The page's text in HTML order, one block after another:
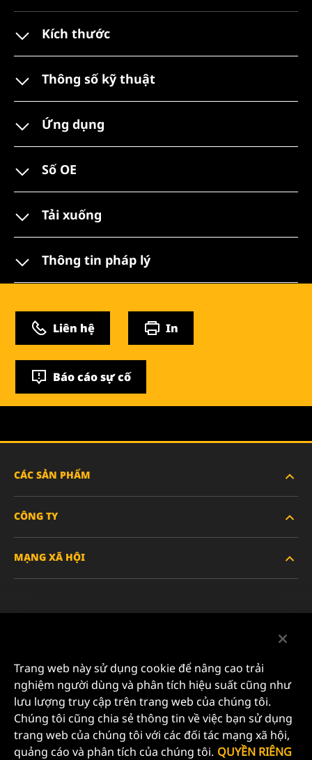
Kích thước
Thông số kỹ thuật
Ứng dụng
Số OE
Tải xuống
Thông tin pháp lý
Liên hệ In
Báo cáo sự cố
CÁC SẢN PHẨM
XE HÀNH KHÁCH VÀ XE TẢI NHẸ
CÔNG TY
VỀ CHÚNG TÔI
SỰ NGHIỆP
QUYỀN RIÊNG TƯ DỮ LIỆU
THÔNG BÁO PHÁP LÝ
MẠNG XÃ HỘI
Facebook
YouTube
MANN+HUMMEL FILTER TECHNOLOGY (S.E.A.) PTE
LTD
Trang web này sử dụng cookie để nâng cao trải
nghiệm người dùng và phân tích hiệu suất cũng như
lưu lượng truy cập trên trang web của chúng tôi.
Chúng tôi cũng chia sẻ thông tin về việc bạn sử dụng
trang web của chúng tôi với các đối tác mạng xã hội,
quảng cáo và phân tích của chúng tôi. QUYỀN RIÊNG